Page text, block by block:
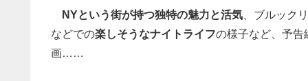
NYという街が持つ独特の魅力と活気 、ブルック
などでの楽しそうなナイトライフの様子など、予告
画……